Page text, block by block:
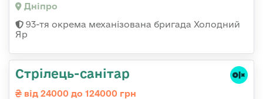
Дніпро
93-тя окрема механізована бригада Холодний
Яр
Стрілець-санітар
від 24000 до 124000 грн